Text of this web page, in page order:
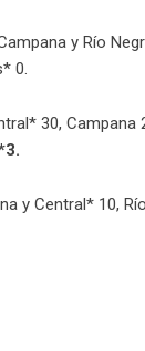
y Río
0.
30,
y Central* 10,